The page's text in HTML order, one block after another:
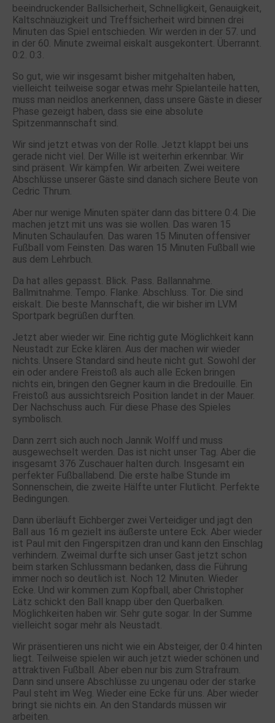
beeindruckender Ballsicherheit, Schnelligkeit, Genauigkeit,
Kaltschnäuzigkeit und Treffsicherheit wird binnen drei
Minuten das Spiel entschieden. Wir werden in der 57. und
in der 60. Minute zweimal eiskalt ausgekontert. Überrannt.
0:2. 0:3.
So gut, wie wir insgesamt bisher mitgehalten haben,
vielleicht teilweise sogar etwas mehr Spielanteile hatten,
muss man neidlos anerkennen, dass unsere Gäste in dieser
Phase gezeigt haben, dass sie eine absolute
Spitzenmannschaft sind.
Wir sind jetzt etwas von der Rolle. Jetzt klappt bei uns
gerade nicht viel. Der Wille ist weiterhin erkennbar. Wir
sind präsent. Wir kämpfen. Wir arbeiten. Zwei weitere
Abschlüsse unserer Gäste sind danach sichere Beute von
Cedric Thrum.
Aber nur wenige Minuten später dann das bittere 0:4. Die
machen jetzt mit uns was sie wollen. Das waren 15
Minuten Schaulaufen. Das waren 15 Minuten offensiver
Fußball vom Feinsten. Das waren 15 Minuten Fußball wie
aus dem Lehrbuch.
Da hat alles gepasst. Blick. Pass. Ballannahme.
Ballmitnahme. Tempo. Flanke. Abschluss. Tor. Die sind
eiskalt. Die beste Mannschaft, die wir bisher im LVM
Sportpark begrüßen durften.
Jetzt aber wieder wir. Eine richtig gute Möglichkeit kann
Neustadt zur Ecke klären. Aus der machen wir wieder
nichts. Unsere Standard sind heute nicht gut. Sowohl der
ein oder andere Freistoß als auch alle Ecken bringen
nichts ein, bringen den Gegner kaum in die Bredouille. Ein
Freistoß aus aussichtsreich Position landet in der Mauer.
Der Nachschuss auch. Für diese Phase des Spieles
symbolisch.
Dann zerrt sich auch noch Jannik Wolff und muss
ausgewechselt werden. Das ist nicht unser Tag. Aber die
insgesamt 376 Zuschauer halten durch. Insgesamt ein
perfekter Fußballabend. Die erste halbe Stunde im
Sonnenschein, die zweite Hälfte unter Flutlicht. Perfekte
Bedingungen.
Dann überläuft Eichberger zwei Verteidiger und jagt den
Ball aus 16 m gezielt ins äußerste untere Eck. Aber wieder
ist Paul mit den Fingerspitzen dran und kann den Einschlag
verhindern. Zweimal durfte sich unser Gast jetzt schon
beim starken Schlussmann bedanken, dass die Führung
immer noch so deutlich ist. Noch 12 Minuten. Wieder
Ecke. Und wir kommen zum Kopfball, aber Christopher
Lätz schickt den Ball knapp über den Querbalken.
Möglichkeiten haben wir. Sehr gute sogar. In der Summe
vielleicht sogar mehr als Neustadt.
Wir präsentieren uns nicht wie ein Absteiger, der 0:4 hinten
liegt. Teilweise spielen wir auch jetzt wieder schönen und
attraktiven Fußball. Aber eben nur bis zum Strafraum.
Dann sind unsere Abschlüsse zu ungenau oder der starke
Paul steht im Weg. Wieder eine Ecke für uns. Aber wieder
bringt sie nichts ein. An den Standards müssen wir
arbeiten.